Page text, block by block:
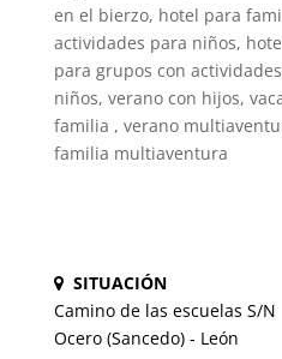
en el bierzo, hotel para
actividades para niños,
para grupos con
niños, verano con hijos,
familia , verano
familia multiaventura
SITUACIÓN
Camino de las escuelas S/N
Ocero (Sancedo) - León